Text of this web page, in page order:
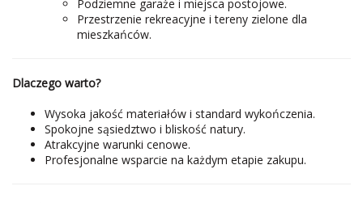
Podziemne garaże i miejsca postojowe.
Przestrzenie rekreacyjne i tereny zielone dla
mieszkańców.
Dlaczego warto?
Wysoka jakość materiałów i standard wykończenia.
Spokojne sąsiedztwo i bliskość natury.
Atrakcyjne warunki cenowe.
Profesjonalne wsparcie na każdym etapie zakupu.